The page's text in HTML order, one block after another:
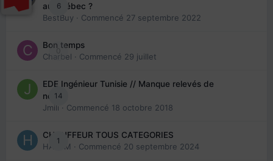
6
au Québec ?
BestBuy · Commencé 27 septembre 2022
0
Bon temps
Charbel · Commencé 29 juillet
14
EDE Ingénieur Tunisie // Manque relevés de
note
Jmili · Commencé 18 octobre 2018
1
CHAUFFEUR TOUS CATEGORIES
HAZEM · Commencé 20 septembre 2024